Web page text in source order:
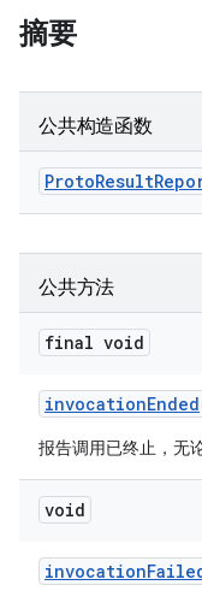
摘要
公共构造函数
ProtoResult
公共方法
final void
invocationEnded
报告调用已终止，无
void
invocation